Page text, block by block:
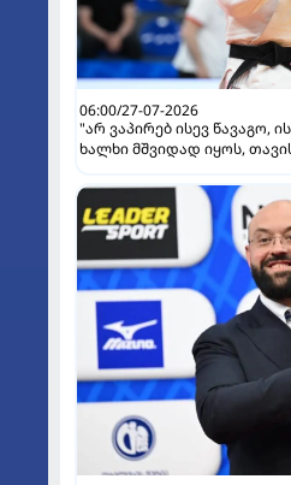
06:00/27-07-2026
"არ ვაპირებ ისევ წავაგო,
ხალხი მშვიდად იყოს,